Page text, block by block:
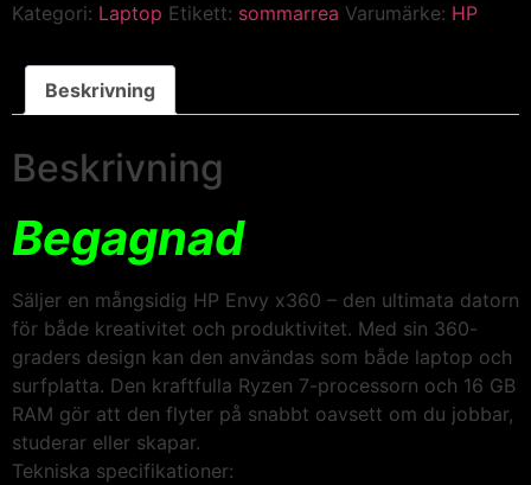
Kategori: Laptop Etikett: sommarrea Varumärke: HP
Beskrivning
Beskrivning
Begagnad
​Säljer en mångsidig HP Envy x360 – den ultimata datorn
för både kreativitet och produktivitet. Med sin 360-
graders design kan den användas som både laptop och
surfplatta. Den kraftfulla Ryzen 7-processorn och 16 GB
RAM gör att den flyter på snabbt oavsett om du jobbar,
studerar eller skapar.
​Tekniska specifikationer: